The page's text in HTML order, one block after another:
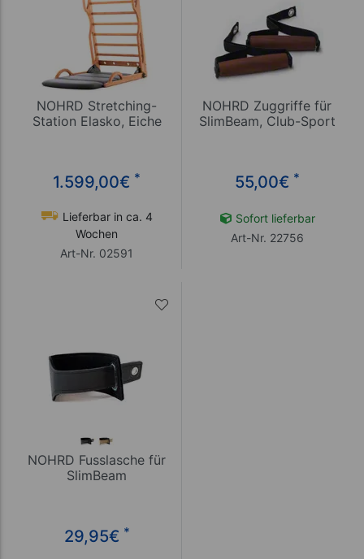
NOHRD Stretching-
Station Elasko, Eiche
1.599,00€ *
Lieferbar in ca. 4
Wochen
Art-Nr. 02591
NOHRD Zuggriffe für
SlimBeam, Club-Sport
55,00€ *
Sofort lieferbar
Art-Nr. 22756
NOHRD Fusslasche für
SlimBeam
29,95€ *